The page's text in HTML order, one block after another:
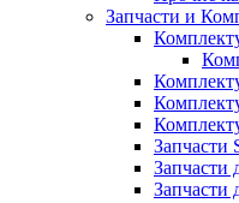
Запчасти и
Запчасти
Запчасти
Запчасти